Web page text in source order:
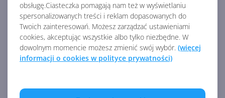
obsługę.Ciasteczka pomagają nam też w wyświetlaniu
spersonalizowanych treści i reklam dopasowanych do
Twoich zainteresowań. Możesz zarządzać ustawieniami
cookies, akceptując wszystkie albo tylko niezbędne. W
dowolnym momencie możesz zmienić swój wybór. (więcej
informacji o cookies w polityce prywatności)